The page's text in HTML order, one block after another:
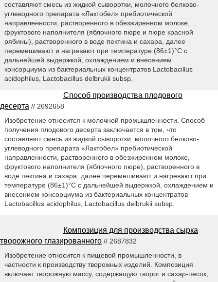
составляют смесь из жидкой сыворотки, молочного белково-
углеводного препарата «Лактобел» пребиотической
направленности, растворенного в обезжиренном молоке,
фруктового наполнителя (яблочного пюре и пюре красной
рябины), растворенного в воде пектина и сахара, далее
перемешивают и нагревают при температуре (86±1)°С с
дальнейшей выдержкой, охлаждением и внесением
консорциума из бактериальных концентратов Lactobacillus
acidophilus, Lactobacillus delbrukii subsp.
Способ производства плодового
десерта // 2692658
Изобретение относится к молочной промышленности. Способ
получения плодового десерта заключается в том, что
составляют смесь из жидкой сыворотки, молочного белково-
углеводного препарата «Лактобел» пребиотической
направленности, растворенного в обезжиренном молоке,
фруктового наполнителя (яблочного пюре), растворенного в
воде пектина и сахара, далее перемешивают и нагревают при
температуре (86±1)°С с дальнейшей выдержкой, охлаждением и
внесением консорциума из бактериальных концентратов
Lactobacillus acidophilus, Lactobacillus delbrukii subsp.
Композиция для производства сырка
творожного глазированного // 2687832
Изобретение относится к пищевой промышленности, в
частности к производству творожных изделий. Композиция
включает творожную массу, содержащую творог и сахар-песок,